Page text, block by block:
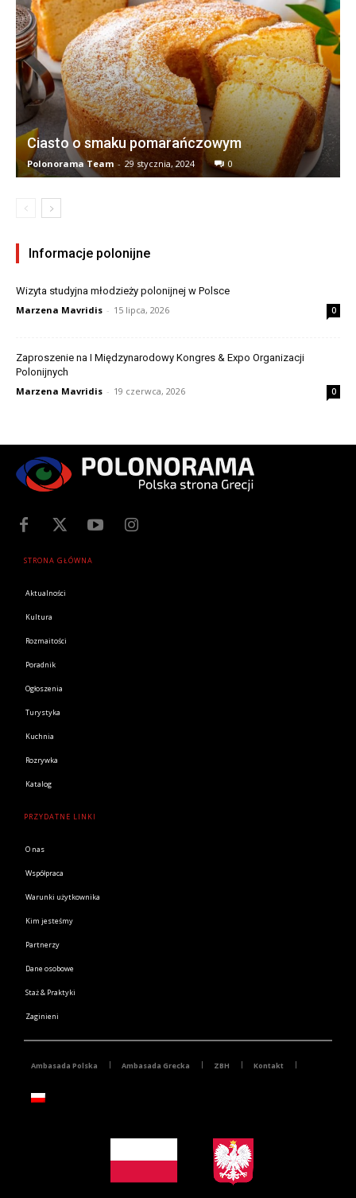
Ciasto o smaku pomarańczowym
Polonorama Team - 29 stycznia, 2024 0
Informacje polonijne
Wizyta studyjna młodzieży polonijnej w Polsce
Marzena Mavridis - 15 lipca, 2026 0
Zaproszenie na I Międzynarodowy Kongres & Expo Organizacji
Polonijnych
Marzena Mavridis - 19 czerwca, 2026 0
STRONA GŁÓWNA
Aktualności
Kultura
Rozmaitości
Poradnik
Ogłoszenia
Turystyka
Kuchnia
Rozrywka
Katalog
PRZYDATNE LINKI
O nas
Współpraca
Warunki użytkownika
Kim jesteśmy
Partnerzy
Dane osobowe
Staż & Praktyki
Zaginieni
Ambasada Polska Ambasada Grecka ZBH Kontakt